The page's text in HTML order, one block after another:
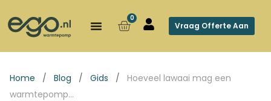
0
Vraag Offerte Aan
Home / Blog / Gids /
Hoeveel lawaai mag een
warmtepomp…